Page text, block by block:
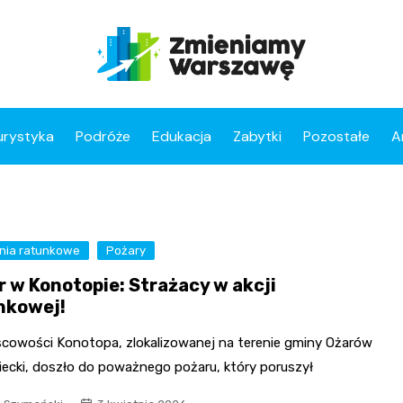
Podróże Edukacja Zabytki Pozostałe
ratunkowe Pożary
w Konotopie: Strażacy w akcji
Konotopa, zlokalizowanej na terenie gminy Ożarów
doszło do poważnego pożaru, który poruszył